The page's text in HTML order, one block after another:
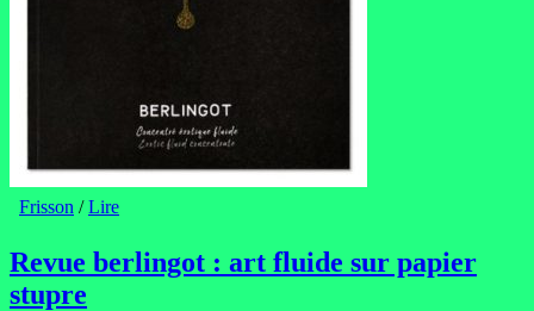
Frisson /Lire
Revue berlingot : art fluide sur papier
stupre